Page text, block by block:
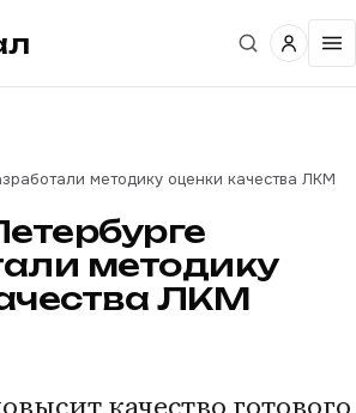
методику оценки качества ЛКМ
методику
ЛКМ
качество готового